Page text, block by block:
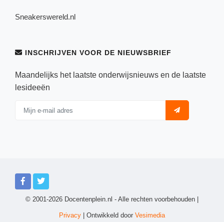
Sneakerswereld.nl
INSCHRIJVEN VOOR DE NIEUWSBRIEF
Maandelijks het laatste onderwijsnieuws en de laatste
lesideeën
© 2001-2026 Docentenplein.nl - Alle rechten voorbehouden |
Privacy | Ontwikkeld door Vesimedia